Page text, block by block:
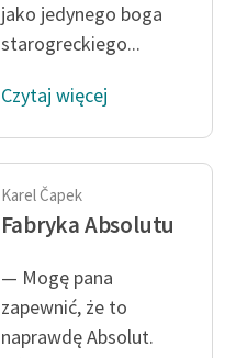
jako jedynego boga
starogreckiego...
Czytaj więcej
Karel Čapek
Fabryka Absolutu
— Mogę pana
zapewnić, że to
naprawdę Absolut.